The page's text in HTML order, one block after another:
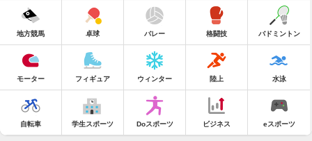
地方競馬 卓球 バレー 格闘技 バドミントン
モーター フィギュア ウィンター 陸上 水泳
自転車 学生スポーツ Doスポーツ ビジネス eスポーツ